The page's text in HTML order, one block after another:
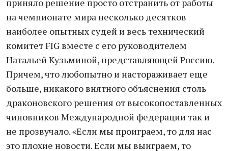
приняло решение просто отстранить от работы
на чемпионате мира несколько десятков
наиболее опытных судей и весь технический
комитет FIG вместе с его руководителем
Натальей Кузьминой, представляющей Россию.
Причем, что любопытно и настораживает еще
больше, никакого внятного объяснения столь
драконовского решения от высокопоставленных
чиновников Международной федерации так и
не прозвучало. «Если мы проиграем, то для нас
это плохие новости. Если мы выиграем, то